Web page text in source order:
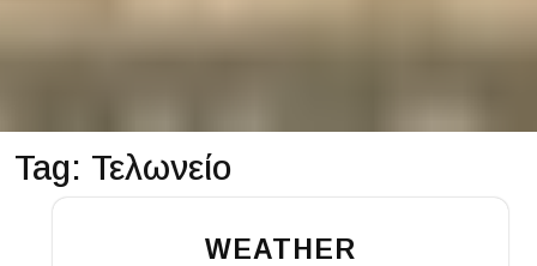
Tag: Τελωνείο
WEATHER